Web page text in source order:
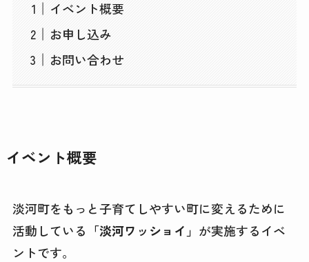
イベント概要
お申し込み
お問い合わせ
イベント概要
淡河町をもっと子育てしやすい町に変えるために
活動している 「淡河ワッショイ」 が実施するイベ
ントです。